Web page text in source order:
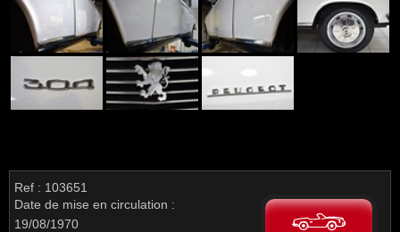
Ref : 103651
Date de mise en circulation :
19/08/1970